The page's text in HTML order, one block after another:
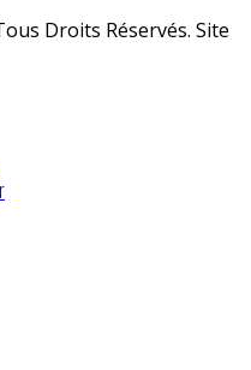
Droits Réservés. Site